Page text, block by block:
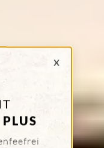
x